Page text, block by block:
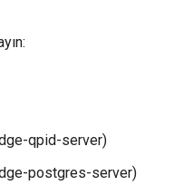
qpid-server)
postgres-server)